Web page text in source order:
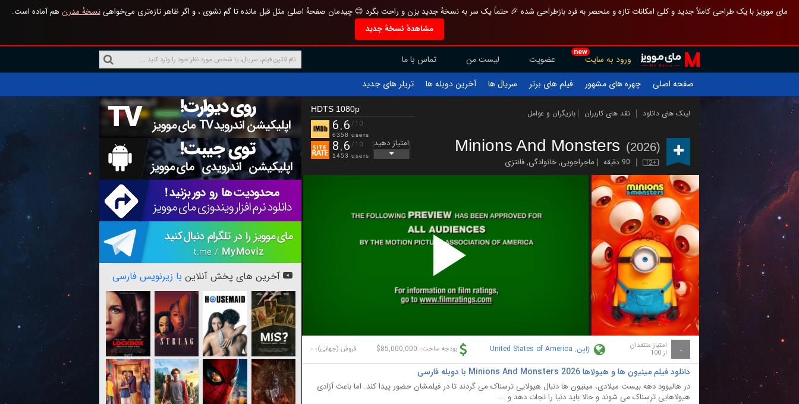
مای موویز با یک طراحی کاملاً جدید و کلی امکانات تازه و منحصر به فرد بازطراحی شده 🎉 حتماً یک سر به نسخهٔ جدید بزن و راحت بگرد 😊 چیدمان صفحهٔ اصلی مثل قبل مانده تا گم نشوی ، و اگر ظاهر تازه‌تری می‌خواهینسخهٔ مدرن هم آماده است.
مشاهدهٔ نسخهٔ جدید
new
ورود به سایت عضویت لیست من
تماس با ما
صفحه اصلی
چهره های مشهور فیلم های برتر سریال ها آخرین دوبله ها تریلر های جدید
لینک های دانلود نقد های کاربران بازیگران و عوامل
Minions And Monsters (2026)
12+ 90 دقیقه ماجراجویی,خانوادگی,فانتزی
HDTS 1080p
6.6 /10
6358 users
8.6 /10
1453 users
امتیاز دهید
Play
Video
- امتیاز منتقدان
از 100 ژاپن,
United States of America بودجه ساخت: $85,000,000 فروش (جهانی): -
دانلود فیلم مینیون‌ ها و هیولاها Minions And Monsters 2026 با دوبله فارسی
در هالیوود دهه بیست میلادی، مینیون ها دنبال هیولایی ترسناک می گردند تا در فیلمشان حضور پیدا کند. اما باعث آزادی
هیولاهایی ترسناک می شوند و حالا باید دنیا را نجات دهد و ...
آخرین های پخش آنلاین با زیرنویس فارسی